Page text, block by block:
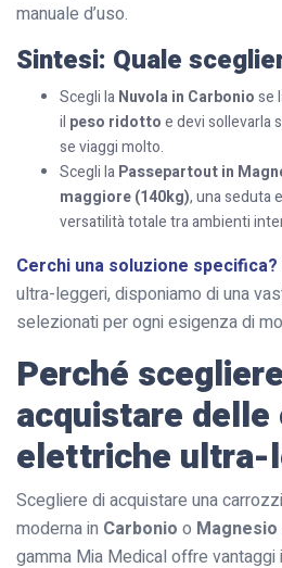
manuale d’uso.
Sintesi: Quale
Scegli laNuvola in Carboniose
il peso ridottoe devi sollevarla
se viaggi molto.
Scegli laPassepartout in
maggiore (140kg), una seduta
versatilità totale tra ambienti
Cerchi una soluzione specifica?
ultra-leggeri, disponiamo di una
selezionati per ogni esigenza di
Perché
acquistare
elettriche ultra-
Scegliere di acquistare una
moderna in Carbonio o Magnesio
gamma Mia Medical offre vantaggi